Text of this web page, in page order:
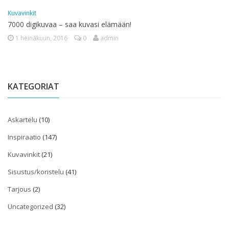
Kuvavinkit
7000 digikuvaa – saa kuvasi elämään!
1 heinäkuun, 2016 0 admin
KATEGORIAT
Askartelu (10)
Inspiraatio (147)
Kuvavinkit(21)
Sisustus/koristelu (41)
Tarjous (2)
Uncategorized (32)